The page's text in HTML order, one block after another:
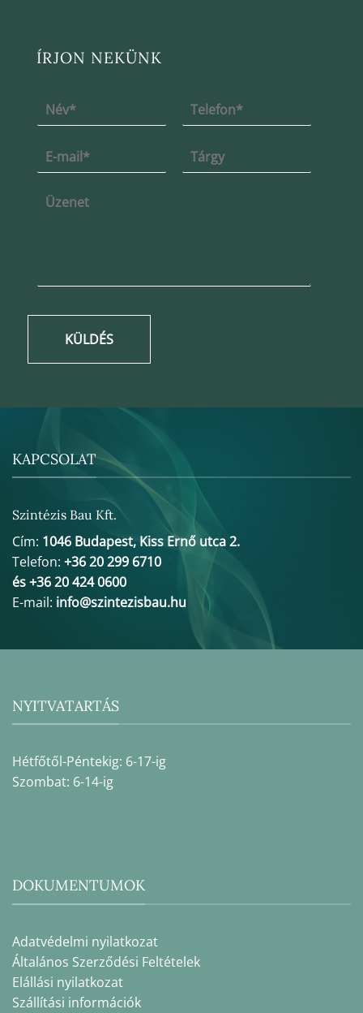
ÍRJON NEKÜNK
KÜLDÉS
KAPCSOLAT
Szintézis Bau Kft.
Cím: 1046 Budapest, Kiss Ernő utca 2.
Telefon: +36 20 299 6710
és +36 20 424 0600
E-mail: info@szintezisbau.hu
NYITVATARTÁS
Hétfőtől-Péntekig: 6-17-ig
Szombat: 6-14-ig
DOKUMENTUMOK
Adatvédelmi nyilatkozat
Általános Szerződési Feltételek
Elállási nyilatkozat
Szállítási információk